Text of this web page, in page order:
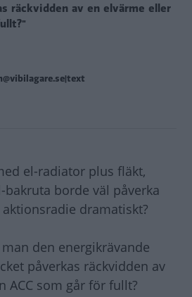
räckvidden av en elvärme eller
el-radiator plus fläkt,
borde väl påverka
dramatiskt?
den energikrävande
påverkas räckvidden av
ACC som går för fullt?